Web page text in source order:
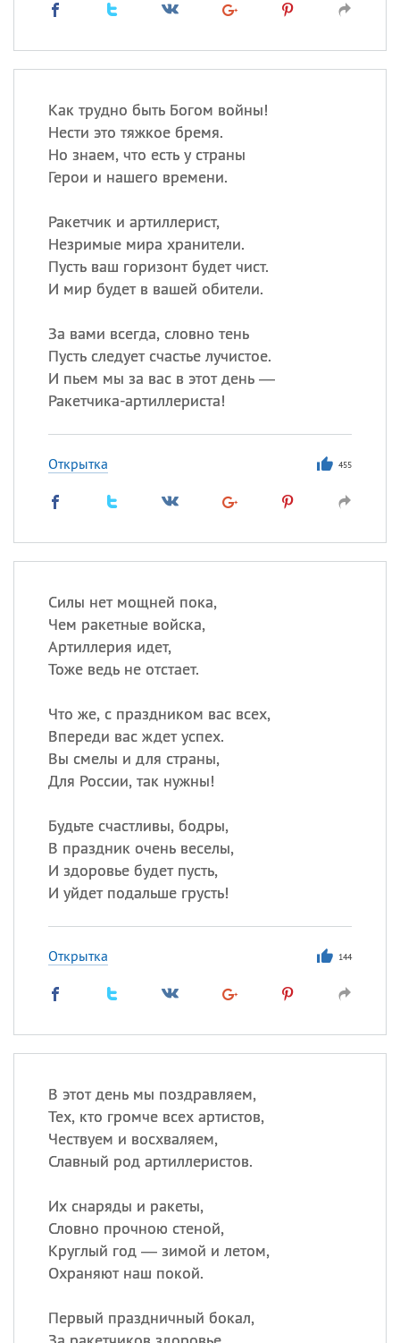
Как трудно быть Богом войны!
Нести это тяжкое бремя.
Но знаем, что есть у страны
Герои и нашего времени.
Ракетчик и артиллерист,
Незримые мира хранители.
Пусть ваш горизонт будет чист.
И мир будет в вашей обители.
За вами всегда, словно тень
Пусть следует счастье лучистое.
И пьем мы за вас в этот день —
Ракетчика-артиллериста!
Открытка 455
Силы нет мощней пока,
Чем ракетные войска,
Артиллерия идет,
Тоже ведь не отстает.
Что же, с праздником вас всех,
Впереди вас ждет успех.
Вы смелы и для страны,
Для России, так нужны!
Будьте счастливы, бодры,
В праздник очень веселы,
И здоровье будет пусть,
И уйдет подальше грусть!
Открытка 144
В этот день мы поздравляем,
Тех, кто громче всех артистов,
Чествуем и восхваляем,
Славный род артиллеристов.
Их снаряды и ракеты,
Словно прочною стеной,
Круглый год — зимой и летом,
Охраняют наш покой.
Первый праздничный бокал,